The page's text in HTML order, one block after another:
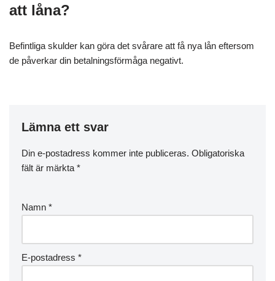
att låna?
Befintliga skulder kan göra det svårare att få nya lån eftersom
de påverkar din betalningsförmåga negativt.
Lämna ett svar
Din e-postadress kommer inte publiceras. Obligatoriska
fält är märkta *
Namn *
E-postadress *